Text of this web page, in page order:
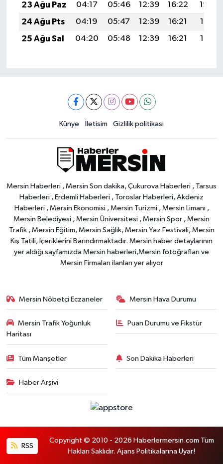
23 Ağu Paz
04:17 05:46 12:39 16:22
19:22
24 Ağu Pts
04:19 05:47 12:39 16:21
19:21
25 Ağu Sal
04:20 05:48 12:39 16:21 19:19
Künye İletisim Gizlilik politikası
Mersin Haberleri , Mersin Son dakika, Çukurova Haberleri , Tarsus
Haberleri , Erdemli Haberleri , Toroslar Haberleri, Akdeniz
Haberleri , Mersin Ekonomisi , Mersin Turizmi , Mersin Limanı ,
Mersin Belediyesi , Mersin Üniversitesi , Mersin Spor , Mersin
Trafik , Mersin Eğitim, Mersin Sağlık, Mersin Yaz Festivali, Mersin
Kış Tatili, İçeriklerini Barındırmaktadır. Mersin haber detaylarının
yer aldığı sayfamızda Mersin haberleri,Mersin fotoğrafları ve
Mersin Firmaları ilanları yer alıyor
Mersin Nöbetçi Eczaneler Mersin Hava Durumu
Mersin Trafik Yoğunluk
Haritası
Puan Durumu ve Fikstür
Tüm Manşetler Son Dakika Haberleri
Haber Arşivi
RSS
Copyright © 2010 - 2026 Haberlermersin.com Tüm
Hakları Saklıdır. Ajans Politikalarına Uyar!